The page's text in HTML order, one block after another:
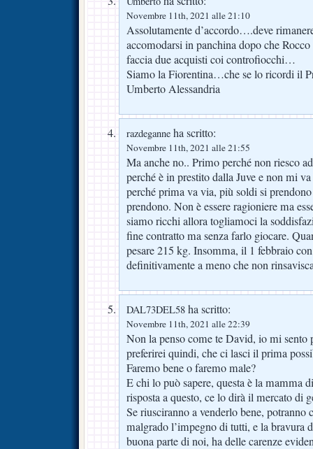
Novembre 11th, 2021 alle 21:10
Assolutamente d’accordo….deve
accomodarsi in panchina dopo che
faccia due acquisti coi controfiocchi…
Siamo la Fiorentina…che se lo ricordi il
Umberto Alessandria
razdeganne ha scritto:
Novembre 11th, 2021 alle 21:55
Ma anche no.. Primo perché non riesco
perché è in prestito dalla Juve e non mi
perché prima va via, più soldi si
prendono. Non è essere ragioniere ma
siamo ricchi allora togliamoci la
fine contratto ma senza farlo giocare.
pesare 215 kg. Insomma, il 1 febbraio
definitivamente a meno che non
DAL73DEL58 ha scritto:
Novembre 11th, 2021 alle 22:39
Non la penso come te David, io mi sento
preferirei quindi, che ci lasci il prima
Faremo bene o faremo male?
E chi lo può sapere, questa è la mamma
risposta a questo, ce lo dirà il mercato di
Se riusciranno a venderlo bene, potranno
malgrado l’impegno di tutti, e la bravura
buona parte di noi, ha delle carenze